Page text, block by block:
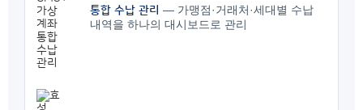
통합 수납 관리 — 가맹점·거래처·세대별 수납
내역을 하나의 대시보드로 관리